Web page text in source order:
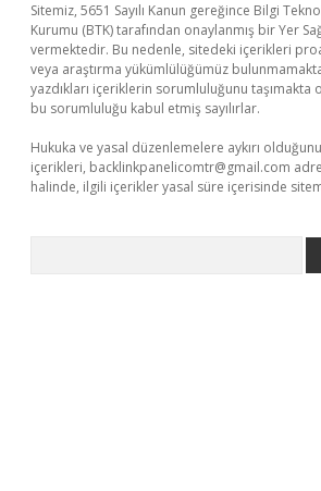
Sitemiz, 5651 Sayılı Kanun gereğince Bilgi
Kurumu (BTK) tarafından onaylanmış bir Yer
vermektedir. Bu nedenle, sitedeki içerikleri
veya araştırma yükümlülüğümüz
yazdıkları içeriklerin sorumluluğunu taşımakta
bu sorumluluğu kabul etmiş sayılırlar.
Hukuka ve yasal düzenlemelere aykırı
içerikleri, backlinkpanelicomtr@gmail.com
halinde, ilgili içerikler yasal süre içerisinde